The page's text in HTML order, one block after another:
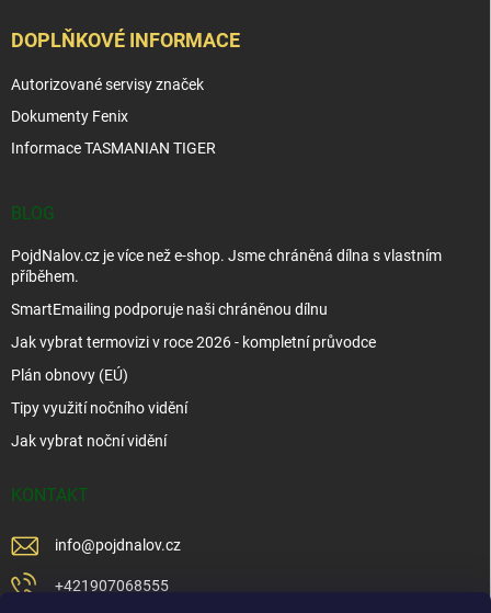
DOPLŇKOVÉ INFORMACE
Autorizované servisy značek
Dokumenty Fenix
Informace TASMANIAN TIGER
BLOG
PojdNalov.cz je více než e-shop. Jsme chráněná dílna s vlastním
příběhem.
SmartEmailing podporuje naši chráněnou dílnu
Jak vybrat termovizi v roce 2026 - kompletní průvodce
Plán obnovy (EÚ)
Tipy využití nočního vidění
Jak vybrat noční vidění
KONTAKT
info@pojdnalov.cz
+421907068555